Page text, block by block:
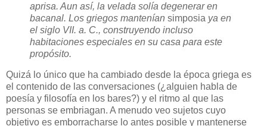
aprisa. Aun así, la velada solía degenerar en
bacanal. Los griegos mantenían simposia ya en
el siglo VII. a. C., construyendo incluso
habitaciones especiales en su casa para este
propósito.
Quizá lo único que ha cambiado desde la época griega es
el contenido de las conversaciones (¿alguien habla de
poesía y filosofía en los bares?) y el ritmo al que las
personas se embriagan. A menudo veo sujetos cuyo
objetivo es emborracharse lo antes posible y mantenerse